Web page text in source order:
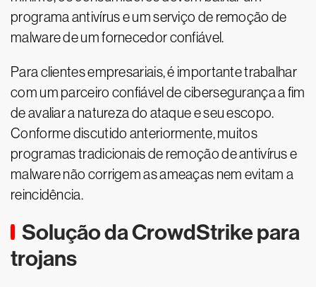
programa antivírus e um serviço de remoção de
malware de um fornecedor confiável.
Para clientes empresariais, é importante trabalhar
com um parceiro confiável de cibersegurança a fim
de avaliar a natureza do ataque e seu escopo.
Conforme discutido anteriormente, muitos
programas tradicionais de remoção de antivírus e
malware não corrigem as ameaças nem evitam a
reincidência.
Solução da CrowdStrike para
trojans